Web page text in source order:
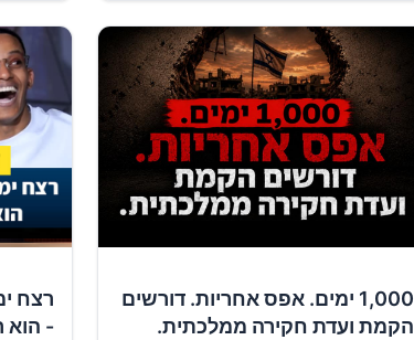
1,000 ימים. אפס אחריות. דורשים
הקמת ועדת חקירה ממלכתית.
רצח
- הוא